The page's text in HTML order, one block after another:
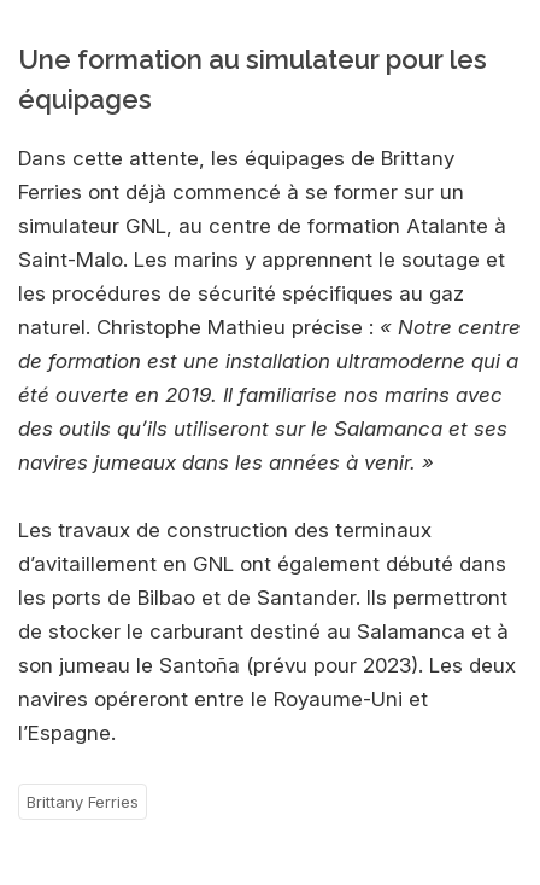
Une formation au simulateur pour les
équipages
Dans cette attente, les équipages de Brittany
Ferries ont déjà commencé à se former sur un
simulateur GNL, au centre de formation Atalante à
Saint-Malo. Les marins y apprennent le soutage et
les procédures de sécurité spécifiques au gaz
naturel. Christophe Mathieu précise : « Notre centre
de formation est une installation ultramoderne qui a
été ouverte en 2019. Il familiarise nos marins avec
des outils qu’ils utiliseront sur le Salamanca et ses
navires jumeaux dans les années à venir. »
Les travaux de construction des terminaux
d’avitaillement en GNL ont également débuté dans
les ports de Bilbao et de Santander. Ils permettront
de stocker le carburant destiné au Salamanca et à
son jumeau le Santoña (prévu pour 2023). Les deux
navires opéreront entre le Royaume-Uni et
l’Espagne.
Brittany Ferries